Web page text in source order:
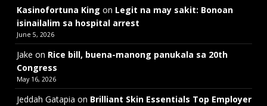
Kasinofortuna King on Legit na may sakit: Bonoan
isinailalim sa hospital arrest
June 5, 2026
Jake on Rice bill, buena-manong panukala sa 20th
Congress
May 16, 2026
Jeddah Gatapia on Brilliant Skin Essentials Top Employer